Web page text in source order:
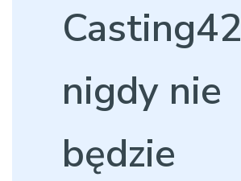
Casting42
nigdy nie
będzie